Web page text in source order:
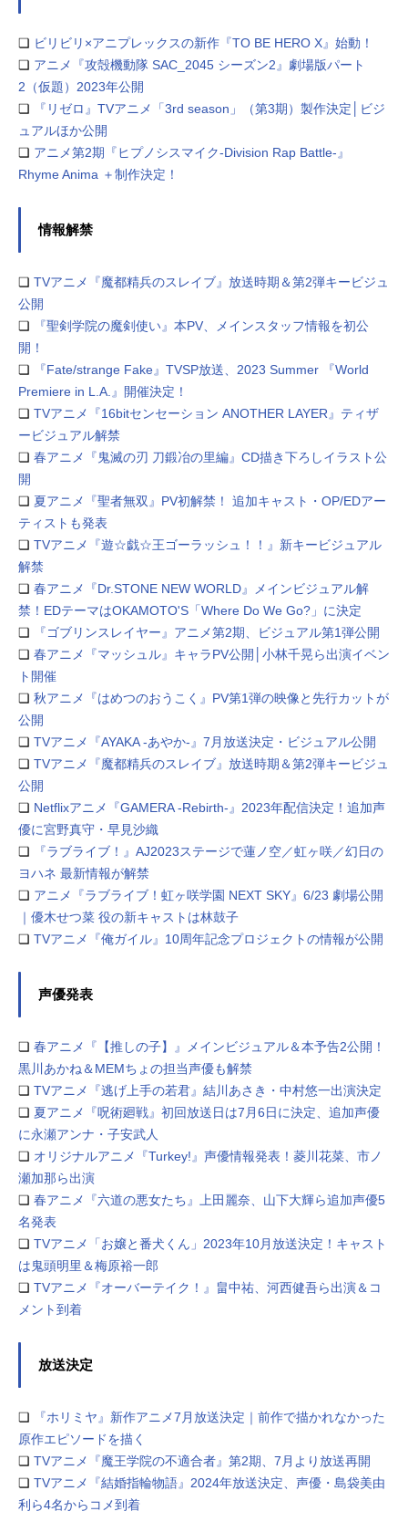
❏ ビリビリ×アニプレックスの新作『TO BE HERO X』始動！
❏ アニメ『攻殻機動隊 SAC_2045 シーズン2』劇場版パート
2（仮題）2023年公開
❏
『リゼロ』TVアニメ「3rd season」（第3期）製作決定│ビジ
ュアルほか公開
❏ アニメ第2期『ヒプノシスマイク-Division Rap Battle-』
Rhyme Anima ＋制作決定！
情報解禁
❏ TVアニメ『魔都精兵のスレイブ』放送時期＆第2弾キービジュ
公開
❏
『聖剣学院の魔剣使い』本PV、メインスタッフ情報を初公
開！
❏
『Fate/strange Fake』TVSP放送、2023 Summer 『World
Premiere in L.A.』開催決定！
❏ TVアニメ『16bitセンセーション ANOTHER LAYER』ティザ
ービジュアル解禁
❏ 春アニメ『鬼滅の刃 刀鍛冶の里編』CD描き下ろしイラスト公
開
❏ 夏アニメ『聖者無双』PV初解禁！ 追加キャスト・OP/EDアー
ティストも発表
❏ TVアニメ『遊☆戯☆王ゴーラッシュ！！』新キービジュアル
解禁
❏ 春アニメ『Dr.STONE NEW WORLD』メインビジュアル解
禁！EDテーマはOKAMOTO'S「Where Do We Go?」に決定
❏
『ゴブリンスレイヤー』アニメ第2期、ビジュアル第1弾公開
❏ 春アニメ『マッシュル』キャラPV公開│小林千晃ら出演イベン
ト開催
❏ 秋アニメ『はめつのおうこく』PV第1弾の映像と先行カットが
公開
❏ TVアニメ『AYAKA ‐あやか‐』7月放送決定・ビジュアル公開
❏ TVアニメ『魔都精兵のスレイブ』放送時期＆第2弾キービジュ
公開
❏ Netflixアニメ『GAMERA -Rebirth-』2023年配信決定！追加声
優に宮野真守・早見沙織
❏
『ラブライブ！』AJ2023ステージで蓮ノ空／虹ヶ咲／幻日の
ヨハネ 最新情報が解禁
❏ アニメ『ラブライブ！虹ヶ咲学園 NEXT SKY』6/23 劇場公開
｜優木せつ菜 役の新キャストは林鼓子
❏ TVアニメ『俺ガイル』10周年記念プロジェクトの情報が公開
声優発表
❏ 春アニメ『【推しの子】』メインビジュアル＆本予告2公開！
黒川あかね＆MEMちょの担当声優も解禁
❏ TVアニメ『逃げ上手の若君』結川あさき・中村悠一出演決定
❏ 夏アニメ『呪術廻戦』初回放送日は7月6日に決定、追加声優
に永瀬アンナ・子安武人
❏ オリジナルアニメ『Turkey!』声優情報発表！菱川花菜、市ノ
瀬加那ら出演
❏ 春アニメ『六道の悪女たち』上田麗奈、山下大輝ら追加声優5
名発表
❏ TVアニメ「お嬢と番犬くん」2023年10月放送決定！キャスト
は鬼頭明里＆梅原裕一郎
❏ TVアニメ『オーバーテイク！』畠中祐、河西健吾ら出演＆コ
メント到着
放送決定
❏
『ホリミヤ』新作アニメ7月放送決定｜前作で描かれなかった
原作エピソードを描く
❏ TVアニメ『魔王学院の不適合者』第2期、7月より放送再開
❏ TVアニメ『結婚指輪物語』2024年放送決定、声優・島袋美由
利ら4名からコメ到着